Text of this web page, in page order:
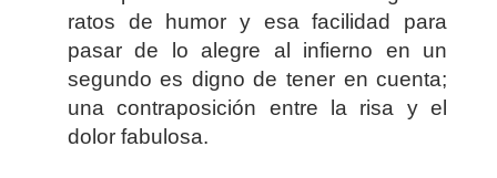
ratos de humor y esa facilidad para
pasar de lo alegre al infierno en un
segundo es digno de tener en cuenta;
una contraposición entre la risa y el
dolor fabulosa.